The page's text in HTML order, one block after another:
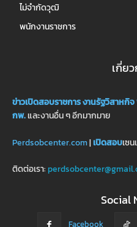
ไม่จำกัดวุฒิ
พนักงานราชการ
เกี่ย
ข่าวเปิดสอบราชการงานรัฐวิสาหกิจ
กพ.และงานอื่น ๆ อีกมากมาย
Perdsobcenter.com|เปิดสอบเซ
ติดต่อเรา:
Social
Facebook